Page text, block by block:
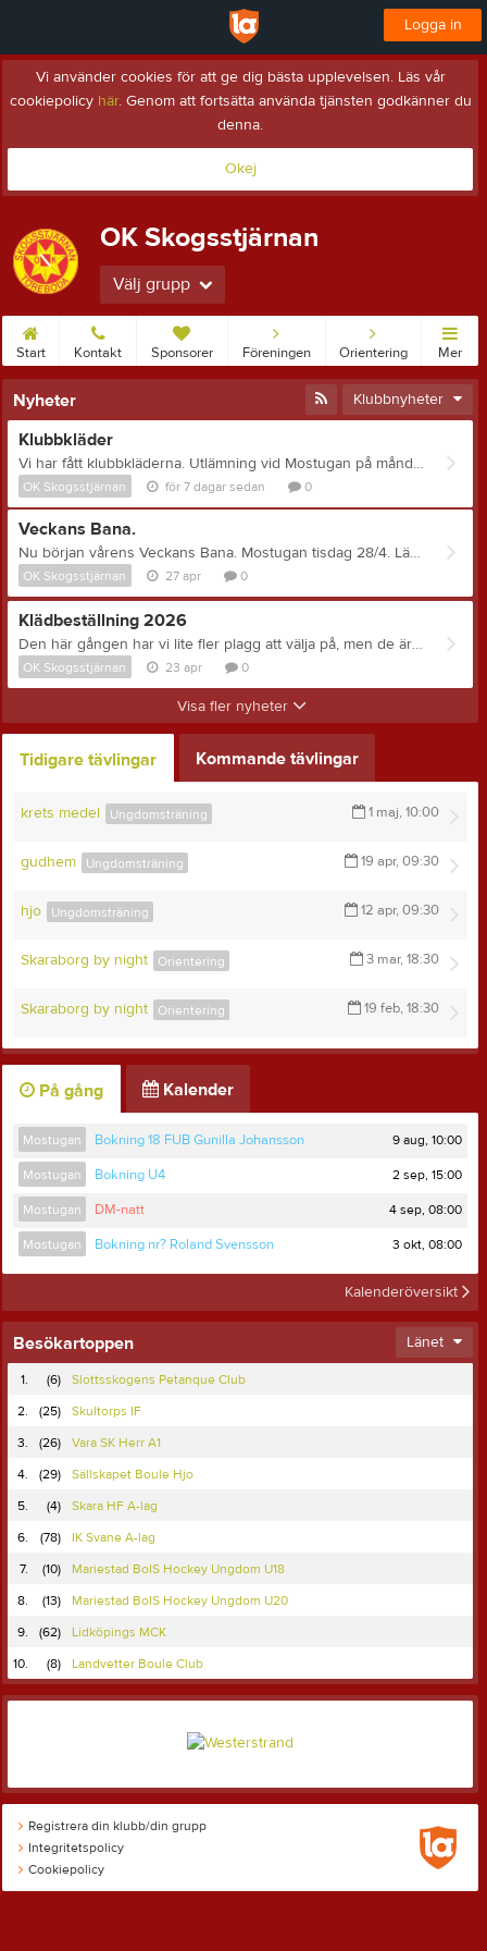
Logga in
Vi använder cookies för att ge dig bästa upplevelsen. Läs vår
cookiepolicy här. Genom att fortsätta använda tjänsten godkänner du
denna.
Okej
OK Skogsstjärnan
Välj grupp
Start Kontakt Sponsorer Föreningen Orientering Mer
Nyheter Klubbnyheter
Klubbkläder
Vi har fått klubbkläderna. Utlämning vid Mostugan på måndag 19:15. Jag tar även med dem till första ungdomsträningen. Hör av dig om du hellre vill hämta på annan tid på Ängsvägen 4.
OK Skogsstjärnan för 7 dagar sedan 0
Veckans Bana.
Nu början vårens Veckans Bana. Mostugan tisdag 28/4. Länk till Eventor: här
OK Skogsstjärnan 27 apr 0
Klädbeställning 2026
Den här gången har vi lite fler plagg att välja på, men de är så pass lika de tidigare att man inte måste köpa nya. Daloc sponsrar oss i ytterligare tre år. Länk: https://clubshop.nonamesport.com/sv/ Följ stegen där för att skapa användare eller logga in. Kod: 00396SKOGS Clubshopen är öppen fram till: 4/5 Storleksprovning är det bästa sätter att testa ut sin storlek, men det går även att använda storlekstabeller/guider via shoppen om man klickar in på respektive plagg. Kläderna finns i klubbrummet i Mostugan från och med torsdag 23/4 18:30 till söndag 3/5 19:00. Mostugan är upplåst torsdag 23/4 18:30-20:00, sön 26/4 10:00, samt onsdag 29/4 17:30-19:00. Låna en nyckel om det är svårt att passa dessa tider. Alla plagg finns inte i alla storlekar, så kolla på listan för att se vilket plagg som finns att prova i din storlek. Några plagg kanske inte tillverkas om det blir för liten beställning. Vi tar då kontakt för att se om man vill beställa något annat. Vid detta tillfälle subventionerar klubben med 50% (Ej Route softshell). Trek O-shirt kostar 1 kr för ungdomar. Priset som presenteras är det man betalar. Vuxna som springer tre nationella tävlingar HT2026-VT2027 får kostnaden för en o-shirt återbetald från klubben genom att meddela Barbro b.adolfsson58@gmail.com
OK Skogsstjärnan 23 apr 0
Visa fler nyheter
Tidigare tävlingar Kommande tävlingar
1 maj, 10:00
Ungdomsträning
krets medel
19 apr, 09:30
Ungdomsträning
gudhem
12 apr, 09:30
Ungdomsträning
hjo
3 mar, 18:30
Orientering
Skaraborg by night
19 feb, 18:30
Orientering
Skaraborg by night
På gång Kalender
Mostugan Bokning 18 FUB Gunilla Johansson 9 aug, 10:00
Mostugan Bokning U4 2 sep, 15:00
Mostugan DM-natt 4 sep, 08:00
Mostugan Bokning nr? Roland Svensson 3 okt, 08:00
Kalenderöversikt
Besökartoppen Länet
1. (6)
Slottsskogens Petanque Club
2.
(25)
Skultorps IF
3.
(26)
Vara SK Herr A1
4.
(29)
Sällskapet Boule Hjo
5.
(4)
Skara HF A-lag
6.
(78)
IK Svane A-lag
7.
(10)
Mariestad BoIS Hockey Ungdom U18
8.
(13)
Mariestad BoIS Hockey Ungdom U20
9.
(62)
Lidköpings MCK
10.
(8) Landvetter Boule Club
Registrera din klubb/din grupp
Integritetspolicy
Cookiepolicy